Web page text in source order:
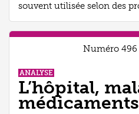
souvent utilisée selon des
Numéro
ANALYSE
L’hôpital,